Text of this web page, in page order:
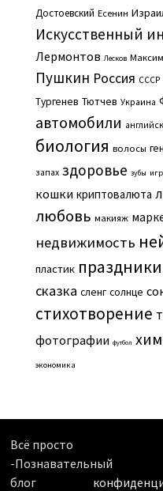
Достоевский Есенин
Искусственный
Лермонтов Лесков
Пушкин Россия СССР
Тургенев Тютчев Украина
автомобили
биология волосы
запах здоровье зубы
кошки криптовалюта
любовь макияж
недвижимость
пластик праздники
сказка сленг солнце
стихотворение
фотографии футбол
экономика
Всё просто
-Познавательный
блог